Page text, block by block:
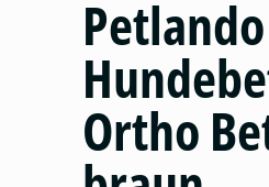
Petlando
Ortho